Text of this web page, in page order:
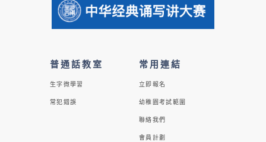
普通話教室
生字微學習
常犯錯誤
常用連結
立即報名
幼稚園考試範圍
聯絡我們
會員計劃